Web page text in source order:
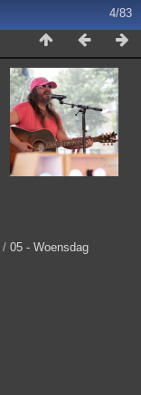
4/83
/ 05 - Woensdag